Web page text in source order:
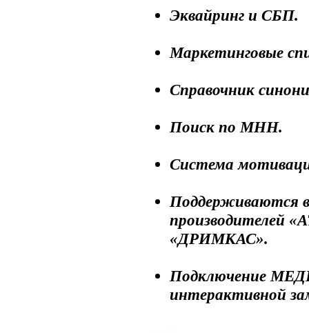
Эквайринг и СБП.
Маркетинговые
Справочник
Поиск по МНН.
Система
Поддерживаются
производителей
«ДРИМКАС».
Подключение
интерактивной